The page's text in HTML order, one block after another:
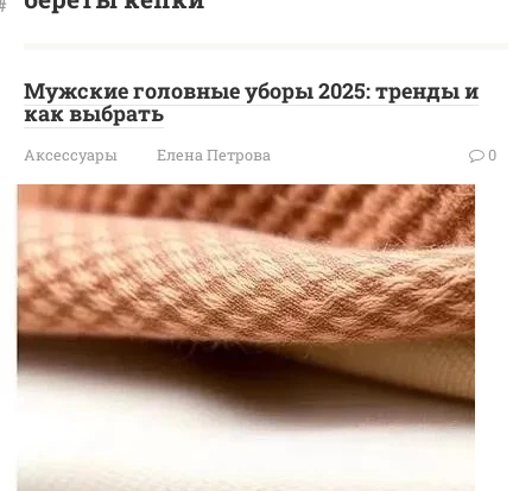
Мужские головные уборы 2025: тренды и
как выбрать
Аксессуары Елена Петрова 0